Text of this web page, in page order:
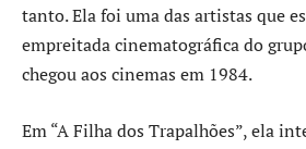
tanto. Ela foi uma das artistas que
empreitada cinematográfica do
chegou aos cinemas em 1984.
Em “A Filha dos Trapalhões”, ela